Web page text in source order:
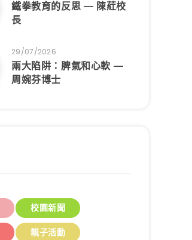
鐵拳教育的反思 — 陳葒校
長
29/07/2026
兩大陷阱：脾氣和心軟 —
周婉芬博士
校園新聞
親子活動